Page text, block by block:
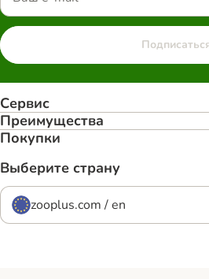
Сервис
Преимуществa
Покупки
Выберите страну
zooplus.com / en